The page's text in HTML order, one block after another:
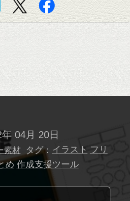
04月 20日
素材 タグ： イラスト フリ
め 作成支援ツール